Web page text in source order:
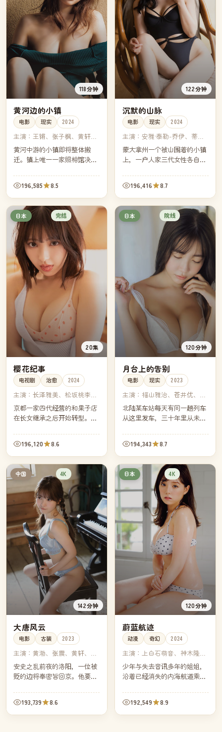
118分钟
黄河边的小镇
电影 现实 2024
主演： 王锵、张子枫、黄轩、
蓝盈莹
黄河中游的小镇即将整体搬
迁。镇上唯一一家照相馆决定
黑白合影。三个月里，镜头比
小镇本身先一步告别。
196,585 8.5
122分钟
沉默的山脉
电影 现实 2024
主演： 安雅·泰勒-乔伊、蒂尔
达·斯文顿、拉尔夫·费因斯、
帕特里克·斯图尔特
蒙大拿州一个被山围着的小镇
上，一户人家三代女性各自隐
度假，三代人之间被压了五十
年的话第一次摊开。
196,416 8.7
日本 完结
20集
樱花纪事
电视剧 治愈 2024
主演：长泽雅美、松坂桃李、
二阶堂富美、池松壮亮
京都一家四代经营的和果子店
在长女继承之后开始转型。她
种花，每种花背后都是一段属
于这条老街的小小往事。
196,120 8.6
日本 院线
120分钟
月台上的告别
电影 现实 2023
主演： 福山雅治、苍井优、仲
野太贺、林遣都
北陆某车站每天有同一趟列车
从这里发车，三十年里从未停
上，几位老乘客回到月台，各
自说出他们和这趟列车之间的
私人记忆。
194,343 8.7
中国 4K
142分钟
大唐风云
电影 古装 2023
主演：黄渤、张震、黄轩、张
丰毅
安史之乱前夜的洛阳，一位被
贬的边将奉密旨回京。他要在
信，而追在他身后的，是他曾
经最信任的副将。
193,739 8.6
日本 4K
120分钟
蔚蓝航迹
动漫 奇幻 2024
主演： 上白石萌音、神木隆之
介、松村北斗、早见沙织
少年与失去音讯多年的姐姐，
沿着已经消失的内海航道乘小
忘的港口，他们就找回一段被
海水掩埋的童年。
192,549 8.9